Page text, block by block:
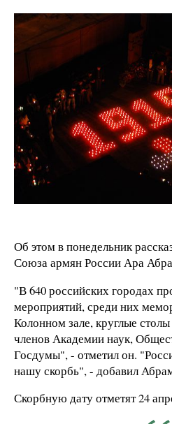
Об этом в понедельник
Союза армян России Ара
"В 640 российских городах
мероприятий, среди них
Колонном зале, круглые
членов Академии наук,
Госдумы", - отметил он.
нашу скорбь", - добавил
Скорбную дату отметят 24